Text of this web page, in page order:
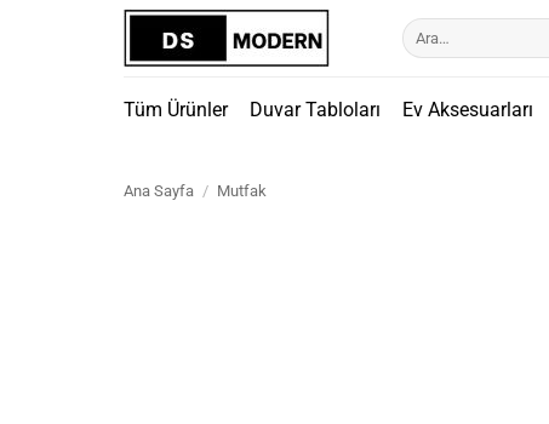
Ara:
Tüm Ürünler Duvar Tabloları Ev Aksesuarları
Ana Sayfa / Mutfak